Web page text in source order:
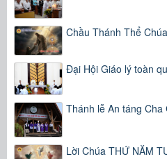
Chầu Thánh Thể
Đại Hội Giáo lý toàn
Thánh lễ An táng Cha
Lời Chúa THỨ NĂM